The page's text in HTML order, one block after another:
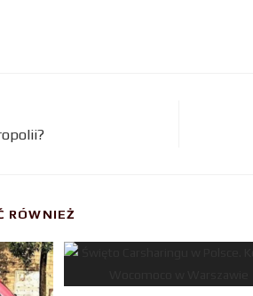
RÓWNIEŻ